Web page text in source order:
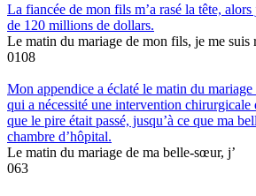
La fiancée de mon fils m’a rasé la tête,
de 120 millions de dollars.
Le matin du mariage de mon fils, je me suis
0108
Mon appendice a éclaté le matin du
qui a nécessité une intervention chirurgicale
que le pire était passé, jusqu’à ce que ma
chambre d’hôpital.
Le matin du mariage de ma belle-sœur, j’
063